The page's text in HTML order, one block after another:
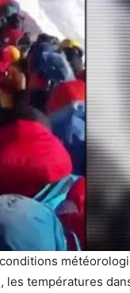
les températures